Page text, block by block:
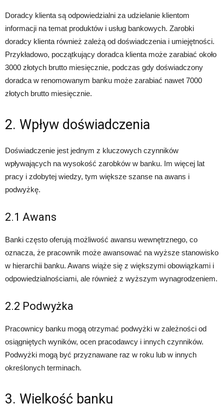
Doradcy klienta są odpowiedzialni za udzielanie klientom
informacji na temat produktów i usług bankowych. Zarobki
doradcy klienta również zależą od doświadczenia i umiejętności.
Przykładowo, początkujący doradca klienta może zarabiać około
3000 złotych brutto miesięcznie, podczas gdy doświadczony
doradca w renomowanym banku może zarabiać nawet 7000
złotych brutto miesięcznie.
2. Wpływ doświadczenia
Doświadczenie jest jednym z kluczowych czynników
wpływających na wysokość zarobków w banku. Im więcej lat
pracy i zdobytej wiedzy, tym większe szanse na awans i
podwyżkę.
2.1 Awans
Banki często oferują możliwość awansu wewnętrznego, co
oznacza, że pracownik może awansować na wyższe stanowisko
w hierarchii banku. Awans wiąże się z większymi obowiązkami i
odpowiedzialnościami, ale również z wyższym wynagrodzeniem.
2.2 Podwyżka
Pracownicy banku mogą otrzymać podwyżki w zależności od
osiągniętych wyników, ocen pracodawcy i innych czynników.
Podwyżki mogą być przyznawane raz w roku lub w innych
określonych terminach.
3. Wielkość banku